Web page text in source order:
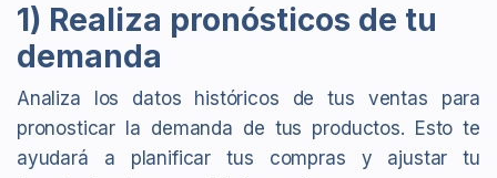
1) Realiza pronósticos de tu
demanda
Analiza los datos históricos de tus ventas para
pronosticar la demanda de tus productos. Esto te
ayudará a planificar tus compras y ajustar tu